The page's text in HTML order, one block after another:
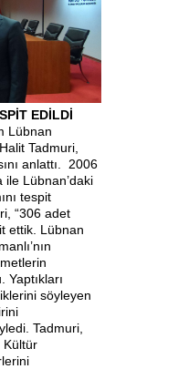
EDİLDİ
Lübnan
Tadmuri,
anlattı. 2006
ile Lübnan’daki
tespit
“306 adet
ettik. Lübnan
söyleyen
Tadmuri,
Kültür